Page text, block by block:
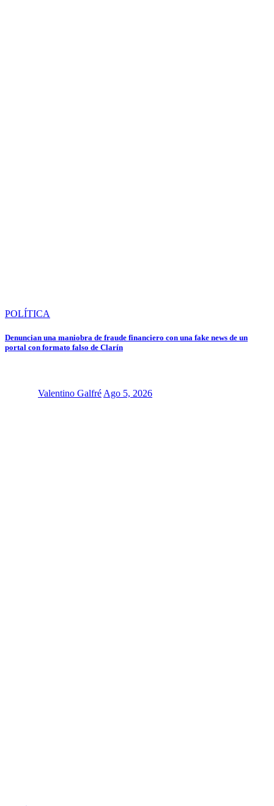
POLÍTICA
Denuncian una maniobra de fraude financiero con una fake news de un
portal con formato falso de Clarín
Valentino Galfré Ago 5, 2026